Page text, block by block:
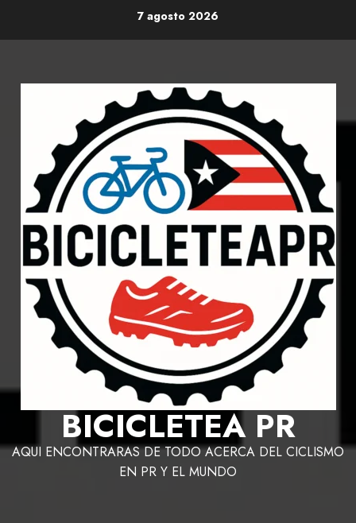
7 agosto 2026
BICICLETEA PR
AQUI ENCONTRARAS DE TODO ACERCA DEL CICLISMO
EN PR Y EL MUNDO